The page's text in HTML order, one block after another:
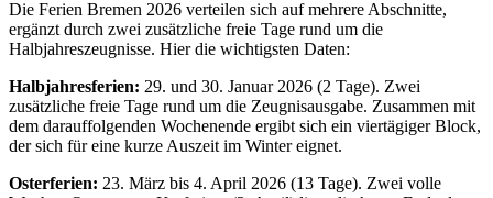
Die Ferien Bremen 2026 verteilen sich auf mehrere Abschnitte,
ergänzt durch zwei zusätzliche freie Tage rund um die
Halbjahreszeugnisse. Hier die wichtigsten Daten:
Halbjahresferien: 29. und 30. Januar 2026 (2 Tage). Zwei
zusätzliche freie Tage rund um die Zeugnisausgabe. Zusammen mit
dem darauffolgenden Wochenende ergibt sich ein viertägiger Block,
der sich für eine kurze Auszeit im Winter eignet.
Osterferien: 23. März bis 4. April 2026 (13 Tage). Zwei volle